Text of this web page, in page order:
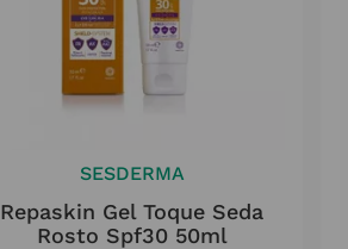
SESDERMA
Repaskin Gel Toque Seda
Rosto Spf30 50ml